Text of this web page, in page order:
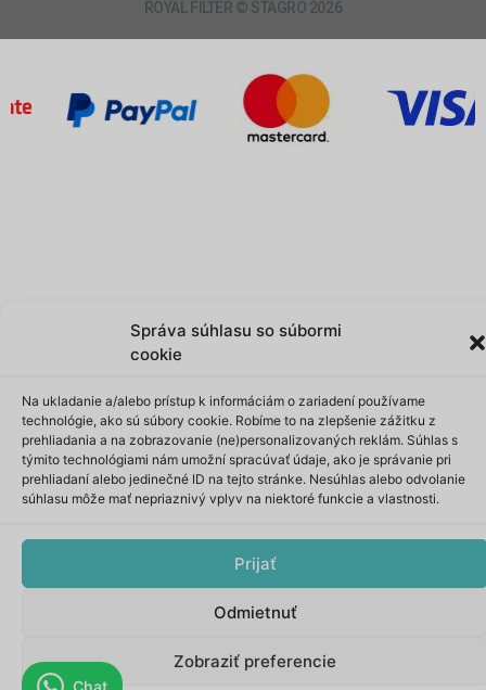
Správa súhlasu so súbormi
cookie
Na ukladanie a/alebo prístup k informáciám o zariadení používame
technológie, ako sú súbory cookie. Robíme to na zlepšenie zážitku z
prehliadania a na zobrazovanie (ne)personalizovaných reklám. Súhlas s
týmito technológiami nám umožní spracúvať údaje, ako je správanie pri
prehliadaní alebo jedinečné ID na tejto stránke. Nesúhlas alebo odvolanie
súhlasu môže mať nepriaznivý vplyv na niektoré funkcie a vlastnosti.
Prijať
Odmietnuť
Zobraziť preferencie
ROYAL FILTER © STAGRO 2026
Chat